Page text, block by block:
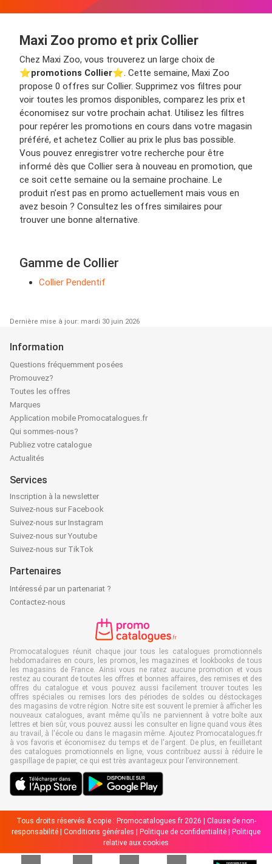
Maxi Zoo promo et prix Collier
Chez Maxi Zoo, vous trouverez un large choix de
⭐️promotions Collier⭐️. Cette semaine, Maxi Zoo
propose 0 offres sur Collier. Supprimez vos filtres pour
voir toutes les promos disponibles, comparez les prix et
économisez sur votre prochain achat. Utilisez les filtres
pour repérer les promotions en cours dans votre magasin
préféré, et achetez Collier au prix le plus bas possible.
Vous pouvez enregistrer votre recherche pour être
informé dès que Collier sera à nouveau en promotion, que
ce soit cette semaine ou la semaine prochaine. Le
produit n’est pas en promo actuellement mais vous en
avez besoin ? Consultez les offres similaires pour
trouver une bonne alternative.
Gamme de Collier
Collier Pendentif
Dernière mise à jour: mardi 30 juin 2026
Information
Questions fréquemment posées
Promouvez?
Toutes les offres
Marques
Application mobile Promocatalogues.fr
Qui sommes-nous?
Publiez votre catalogue
Actualités
Services
Inscription à la newsletter
Suivez-nous sur Facebook
Suivez-nous sur Instagram
Suivez-nous sur Youtube
Suivez-nous sur TikTok
Partenaires
Intéressé par un partenariat ?
Contactez-nous
Promocatalogues réunit chaque jour tous les catalogues promotionnels
hebdomadaires en cours, les promos, les magazines et lookbooks de tous
les magasins de France. Ainsi vous ne ratez aucune promotion et vous
restez au courant de toutes les offres et bonnes affaires, des remises et des
offres du catalogue et vous pouvez aussi facilement trouver toutes les
offres spéciales ou remises lors des périodes de soldes ou déstockages
des magasins de votre région. Notre site est souvent le premier à afficher les
nouveaux catalogues, avant même qu'ils ne parviennent à votre boîte aux
lettres et bien sûr, vous pouvez aussi les consulter en ligne quand vous êtes
au travail, à l'école ou dans le magasin même. Ajoutez Promocatalogues.fr
à vos favoris et économisez du temps et de l'argent. De plus, en feuilletant
des catalogues promotionnels en ligne, vous contribuez aussi à réduire le
gaspillage de papier, ce qui est très avantageux pour l’environnement.
Tous droits réservés & copie : Promocatalogues.fr 2026 | Clause de non-
responsabilité | Conditions générales | Politique de confidentialité | Politique
relative aux cookies